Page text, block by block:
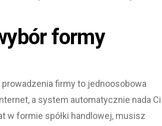
formy
firmy to jednoosobowa
a system automatycznie nada Ci
w formie spółki handlowej, musisz